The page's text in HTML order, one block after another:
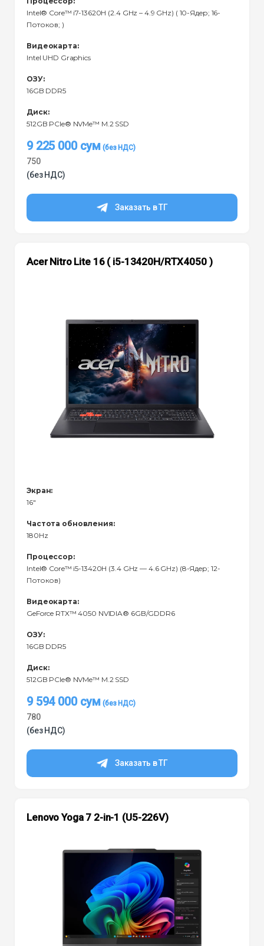
Intel® Core™ i7-13620H (2.4 GHz – 4.9 GHz) ( 10-Ядeр; 16-
Потоков; )
Видеокарта:
Intel UHD Graphics
ОЗУ:
16GB DDR5
Диск:
512GB PCIe® NVMe™ M.2 SSD
9 225 000 сум
750
(без НДС)
Заказать в ТГ
Acer Nitro Lite 16 ( i5-13420H/RTX4050 )
Экран:
16"
Частота обновления:
180Hz
Процессор:
Intel® Core™ i5-13420H (3.4 GHz — 4.6 GHz) (8-Ядeр; 12-
Потоков)
Видеокарта:
GeForce RTX™ 4050 NVIDIA® 6GB/GDDR6
ОЗУ:
16GB DDR5
Диск:
512GB PCIe® NVMe™ M.2 SSD
9 594 000 сум
780
(без НДС)
Заказать в ТГ
Lenovo Yoga 7 2-in-1 (U5-226V)